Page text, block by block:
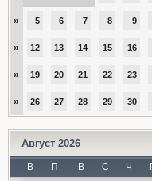
» 5 6 7 8 9
» 12 13 14 15 16
» 19 20 21 22 23
» 26 27 28 29 30
Август 2026
В П В С Ч